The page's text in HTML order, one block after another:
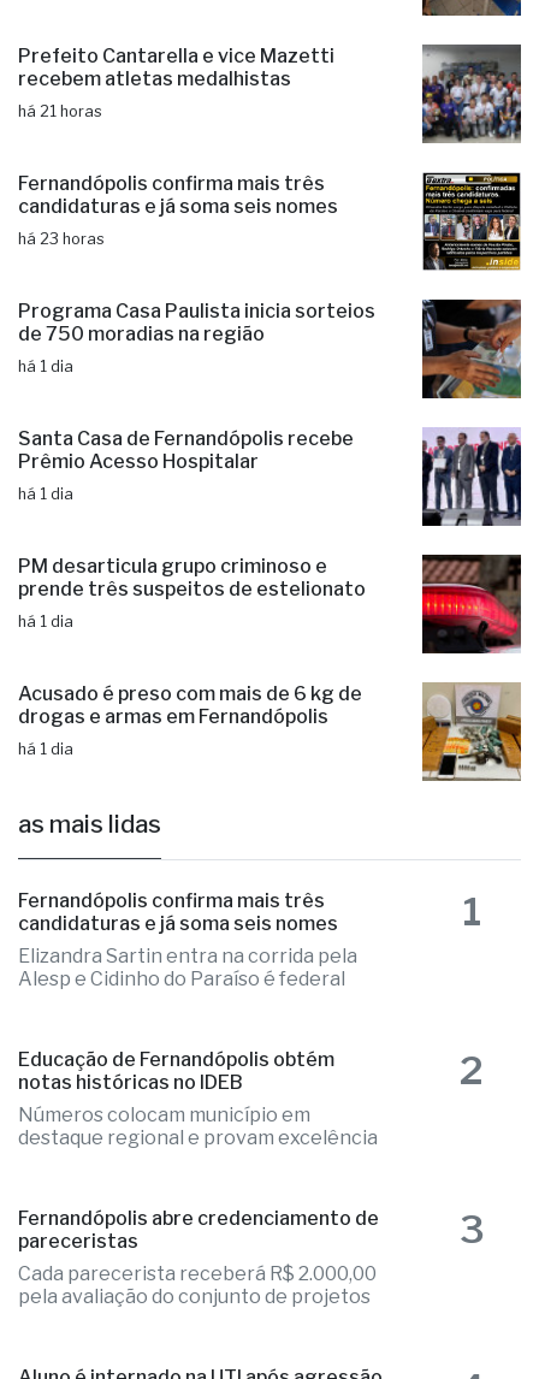
Prefeito Cantarella e vice Mazetti
recebem atletas medalhistas
há 21 horas
Fernandópolis confirma mais três
candidaturas e já soma seis nomes
há 23 horas
Programa Casa Paulista inicia sorteios
de 750 moradias na região
há 1 dia
Santa Casa de Fernandópolis recebe
Prêmio Acesso Hospitalar
há 1 dia
PM desarticula grupo criminoso e
prende três suspeitos de estelionato
há 1 dia
Acusado é preso com mais de 6 kg de
drogas e armas em Fernandópolis
há 1 dia
as mais lidas
Fernandópolis confirma mais três
candidaturas e já soma seis nomes
Elizandra Sartin entra na corrida pela
Alesp e Cidinho do Paraíso é federal
1
Educação de Fernandópolis obtém
notas históricas no IDEB
Números colocam município em
destaque regional e provam excelência
2
Fernandópolis abre credenciamento de
pareceristas
Cada parecerista receberá R$ 2.000,00
pela avaliação do conjunto de projetos
3